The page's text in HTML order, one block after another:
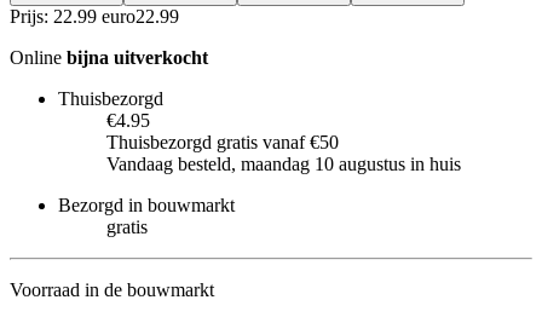
Prijs: 22.99 euro22.99
Online bijna uitverkocht
Thuisbezorgd
€4.95
Thuisbezorgd gratis vanaf €50
Vandaag besteld, maandag 10 augustus in huis
Bezorgd in bouwmarkt
gratis
Voorraad in de bouwmarkt